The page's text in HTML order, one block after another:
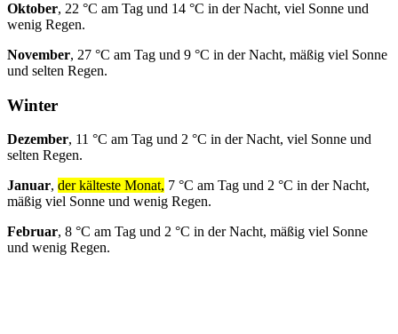
Oktober, 22 °C am Tag und 14 °C in der Nacht, viel Sonne und
wenig Regen.
November, 27 °C am Tag und 9 °C in der Nacht, mäßig viel Sonne
und selten Regen.
Winter
Dezember, 11 °C am Tag und 2 °C in der Nacht, viel Sonne und
selten Regen.
Januar, der kälteste Monat, 7 °C am Tag und 2 °C in der Nacht,
mäßig viel Sonne und wenig Regen.
Februar, 8 °C am Tag und 2 °C in der Nacht, mäßig viel Sonne
und wenig Regen.